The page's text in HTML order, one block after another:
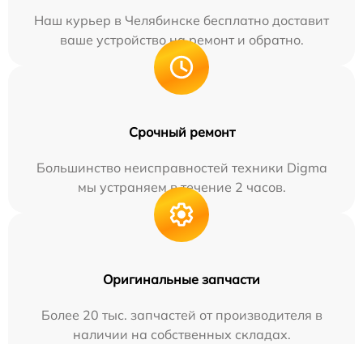
Наш курьер в Челябинске бесплатно доставит
ваше устройство на ремонт и обратно.
Срочный ремонт
Большинство неисправностей техники Digma
мы устраняем в течение 2 часов.
Оригинальные запчасти
Более 20 тыс. запчастей от производителя в
наличии на собственных складах.